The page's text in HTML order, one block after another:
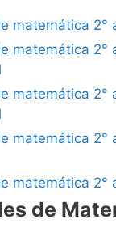
matemática 2°
matemática 2°
matemática 2°
matemática 2°
matemática 2°
de